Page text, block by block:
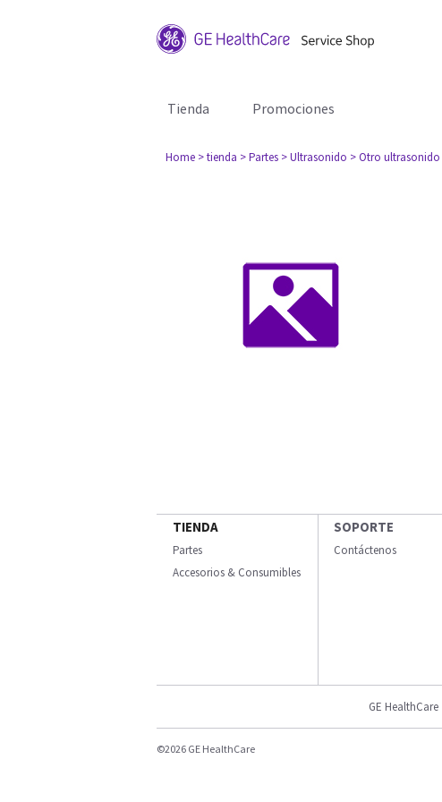
Tienda Promociones
Home > tienda > Partes > Ultrasonido > Otro ultrasonido
TIENDA
Partes
Accesorios & Consumibles
SOPORTE
Contáctenos
GE HealthCare
©2026 GE HealthCare